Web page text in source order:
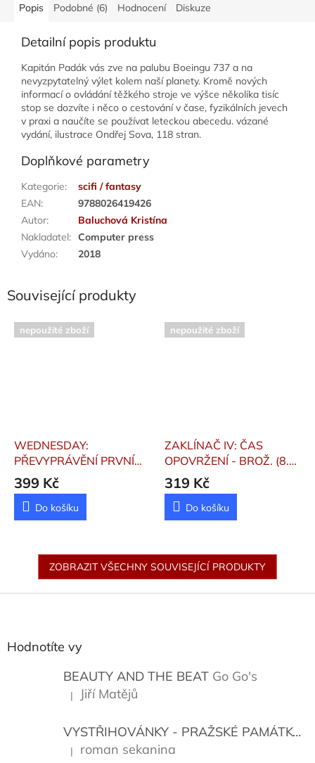
Popis Podobné (6) Hodnocení Diskuze
Detailní popis produktu
Kapitán Padák vás zve na palubu Boeingu 737 a na
nevyzpytatelný výlet kolem naší planety. Kromě nových
informací o ovládání těžkého stroje ve výšce několika tisíc
stop se dozvíte i něco o cestování v čase, fyzikálních jevech
v praxi a naučíte se používat leteckou abecedu. vázané
vydání, ilustrace Ondřej Sova, 118 stran.
Doplňkové parametry
Kategorie:
scifi / fantasy
EAN:
9788026419426
Autor:
Baluchová Kristína
Nakladatel: Computer press
Vydáno: 2018
Související produkty
nepoužité zboží
WEDNESDAY:
PŘEVYPRÁVĚNÍ PRVNÍ
SÉRIE
399 Kč
Do košíku
nepoužité zboží
ZAKLÍNAČ IV: ČAS
OPOVRŽENÍ - BROŽ. (8.
VYDÁNÍ)
Andrzej
319 Kč
Do košíku
ZOBRAZIT VŠECHNY SOUVISEJÍCÍ PRODUKTY
Hodnotíte vy
BEAUTY AND THE BEAT Go Go's
Hodnocení produktu je 5 z 5 hvězdiček.
| Jiří Matějů
VYSTŘIHOVÁNKY - PRAŽSKÉ PAMÁTKY
Hodnocení produktu je 5 z 5 hvězdiček.
| roman sekanina